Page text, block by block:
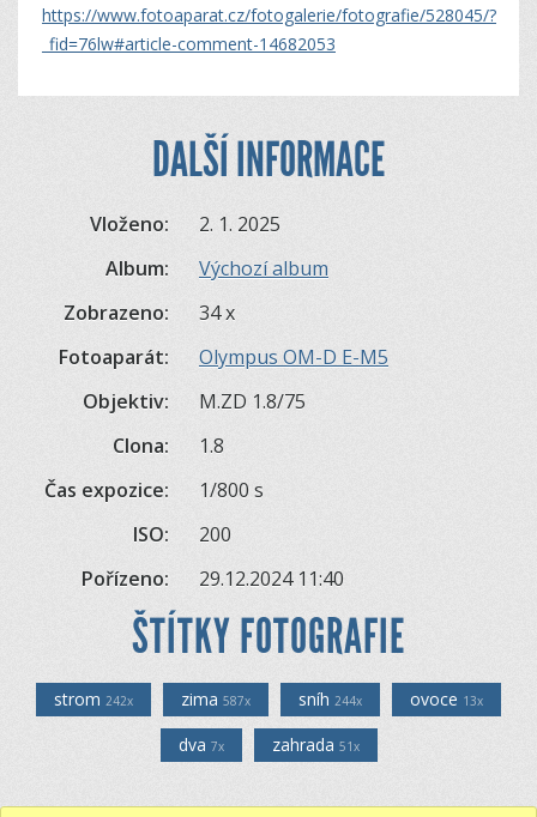
https://www.fotoaparat.cz/fotogalerie/fotografie/528045/?
_fid=76lw#article-comment-14682053
DALŠÍ INFORMACE
Vloženo:
2. 1. 2025
Album:
Výchozí album
Zobrazeno:
34 x
Fotoaparát:
Olympus OM-D E-M5
Objektiv:
M.ZD 1.8/75
Clona:
1.8
Čas expozice:
1/800 s
ISO:
200
Pořízeno:
29.12.2024 11:40
ŠTÍTKY FOTOGRAFIE
strom 242x zima 587x sníh 244x ovoce 13x
dva 7x zahrada 51x